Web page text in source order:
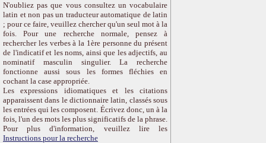
N'oubliez pas que vous consultez un vocabulaire
latin et non pas un traducteur automatique de latin
; pour ce faire, veuillez chercher qu'un seul mot à la
fois. Pour une recherche normale, pensez à
rechercher les verbes à la 1ère personne du présent
de l'indicatif et les noms, ainsi que les adjectifs, au
nominatif masculin singulier. La recherche
fonctionne aussi sous les formes fléchies en
cochant la case appropriée.
Les expressions idiomatiques et les citations
apparaissent dans le dictionnaire latin, classés sous
les entrées qui les composent. Écrivez donc, un à la
fois, l'un des mots les plus significatifs de la phrase.
Pour plus d'information, veuillez lire les
Instructions pour la recherche